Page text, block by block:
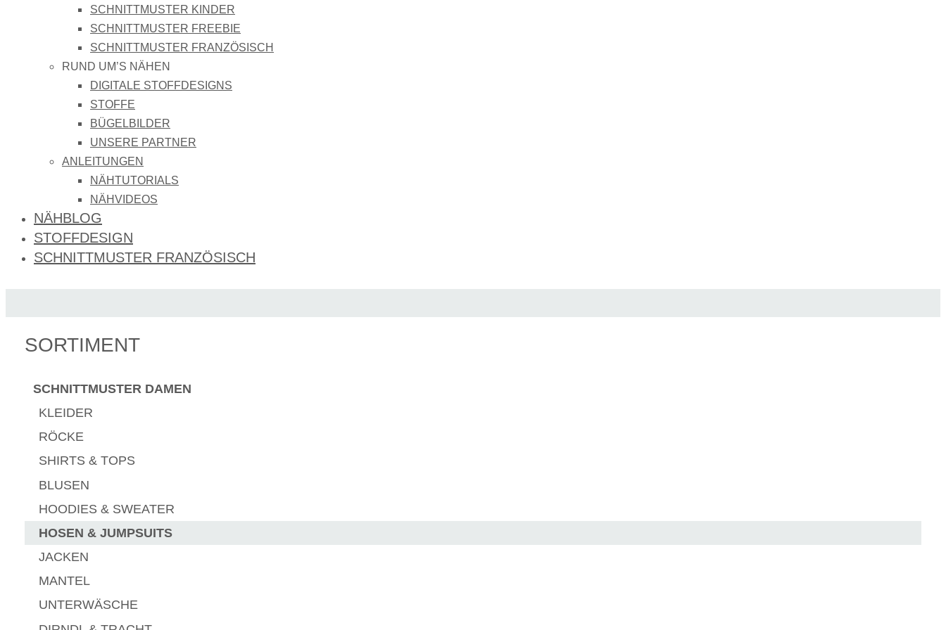
SCHNITTMUSTER KINDER
SCHNITTMUSTER FREEBIE
SCHNITTMUSTER FRANZÖSISCH
RUND UM’S NÄHEN
DIGITALE STOFFDESIGNS​
STOFFE
BÜGELBILDER
UNSERE PARTNER
ANLEITUNGEN
NÄHTUTORIALS
NÄHVIDEOS
NÄHBLOG
STOFFDESIGN
SCHNITTMUSTER FRANZÖSISCH
SORTIMENT
SCHNITTMUSTER DAMEN
KLEIDER
RÖCKE
SHIRTS & TOPS
BLUSEN
HOODIES & SWEATER
HOSEN & JUMPSUITS
JACKEN
MANTEL
UNTERWÄSCHE